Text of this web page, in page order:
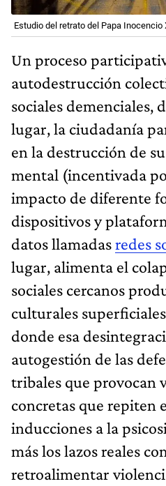
Estudio del retrato del Papa Inocencio
Un proceso
autodestrucción
sociales demenciales,
lugar, la ciudadanía
en la destrucción de
mental (incentivada
impacto de diferente
dispositivos y
datos llamadasredes
lugar, alimenta el
sociales cercanos
culturales
donde esa
autogestión de las
tribales que provocan
concretas que repiten
inducciones a la
más los lazos reales
retroalimentar